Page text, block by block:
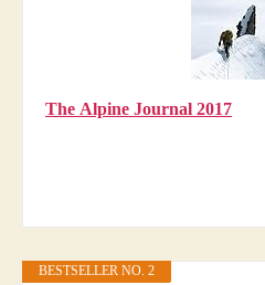
The Alpine Journal 2017
BESTSELLER NO. 2